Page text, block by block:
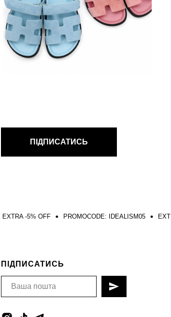
ПІДПИСАТИСЬ
PROMOCODE: IDEALISM05 EXTRA -5% OFF
ПІДПИСАТИСЬ